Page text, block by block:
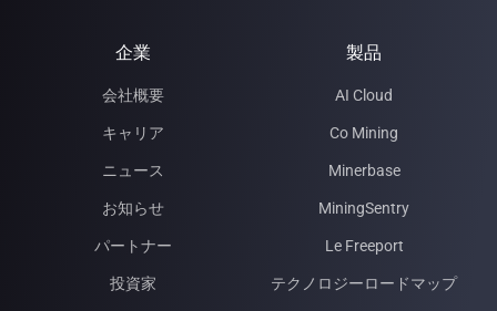
企業
会社概要
キャリア
ニュース
お知らせ
パートナー
投資家
製品
AI Cloud
Co Mining
Minerbase
MiningSentry
Le Freeport
テクノロジーロードマップ